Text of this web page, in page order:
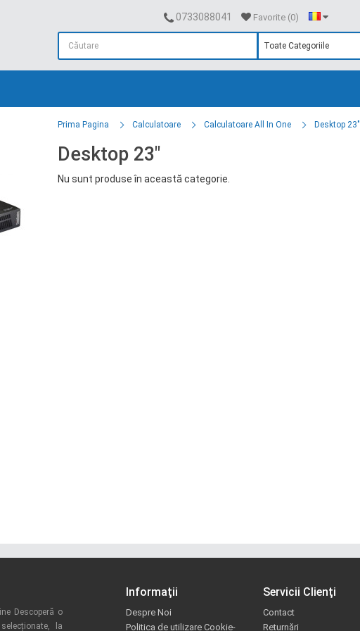
0733088041 Favorite (0)
Prima Pagina Calculatoare Calculatoare All In One Desktop 23"
Desktop 23"
Nu sunt produse în această categorie.
Descoperă o
la
Informaţii
Despre Noi
Politica de utilizare Cookie-
Servicii Clienţi
Contact
Returnări